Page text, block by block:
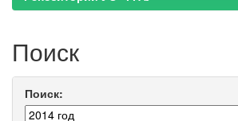
Поиск
Поиск: